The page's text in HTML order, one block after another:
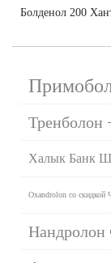
Болденол 200
Тренболон
Халык Банк
Oxandrolon со скидкой
Нандролон